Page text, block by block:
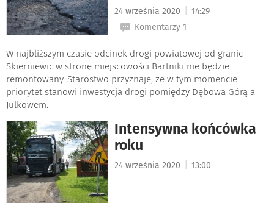
24 września 2020
14:29
Komentarzy 1
W najbliższym czasie odcinek drogi powiatowej od granic
Skierniewic w stronę miejscowości Bartniki nie będzie
remontowany. Starostwo przyznaje, że w tym momencie
priorytet stanowi inwestycja drogi pomiędzy Dębowa Górą a
Julkowem.
Intensywna końcówka
roku
24 września 2020 13:00